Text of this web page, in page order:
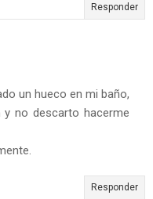
Responder
un hueco en mi baño,
y no descarto hacerme
Responder